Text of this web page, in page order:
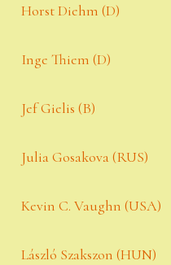
Horst Diehm (D)
Inge Thiem (D)
Jef Gielis (B)
Julia Gosakova (RUS)
Kevin C. Vaughn (USA)
László Szakszon (HUN)